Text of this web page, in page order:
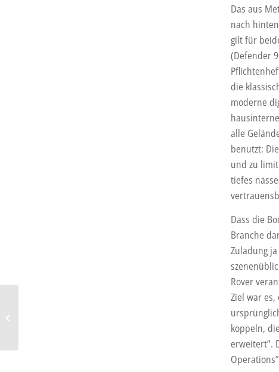
Das aus
nach
gilt für
(Defender
die
moderne
alle
benutzt:
und zu
tiefes
Dass die
Branche
Zuladung
Rover
Ziel war
koppeln,
erweitert”.